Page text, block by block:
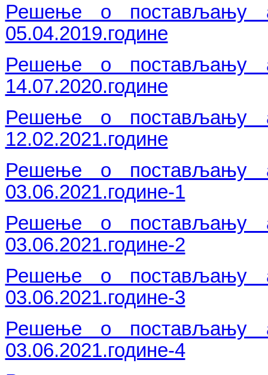
Решење о постављању
05.04.2019.године
Решење о постављању
14.07.2020.године
Решење о постављању
12.02.2021.године
Решење о постављању
03.06.2021.године-1
Решење о постављању
03.06.2021.године-2
Решење о постављању
03.06.2021.године-3
Решење о постављању
03.06.2021.године-4